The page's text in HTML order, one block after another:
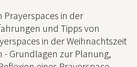
in der
und Tipps von
in der Weihnachtszeit
Grundlagen zur Planung,